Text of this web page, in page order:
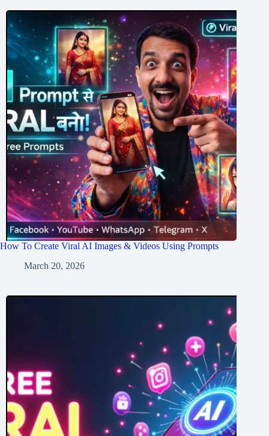
How To Create Viral AI Images & Videos Using Prompts
March 20, 2026